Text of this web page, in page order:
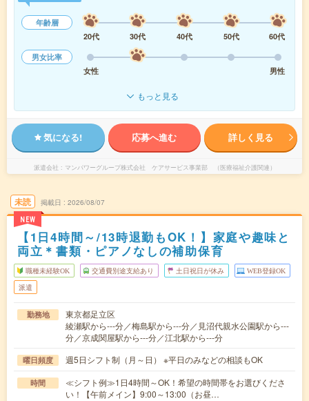
年齢層
20代
30代 40代 50代
60代
男女比率
女性
男性
もっと見る
気になる! 応募へ進む 詳しく見る
派遣会社 マンパワーグループ株式会社 ケアサービス事業部 （医療福祉介護関連）
未読
NEW
掲載日 2026/08/07
【1日4時間～/13時退勤もOK！】家庭や趣味と
両立＊書類・ピアノなしの補助保育
職種未経験OK 交通費別途支給あり 土日祝日が休み WEB登録OK
派遣
勤務地
東京都足立区
綾瀬駅から---分／梅島駅から---分／見沼代親水公園駅から---
分／京成関屋駅から---分／江北駅から---分
曜日頻度 週5日シフト制（月～日） ※平日のみなどの相談もOK
時間
≪シフト例≫1日4時間～OK！希望の時間帯をお選びくださ
い！【午前メイン】9:00～13:00（お昼…